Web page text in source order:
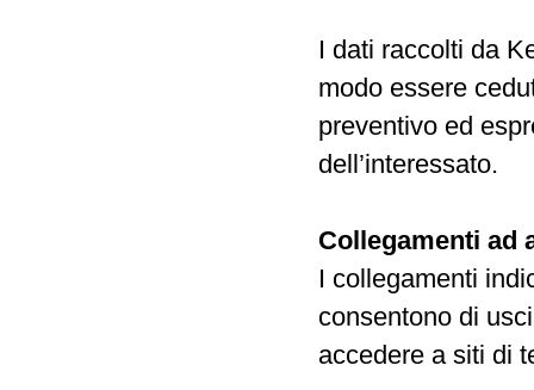
I dati raccolti da
modo essere
preventivo ed
dell’interessato.
Collegamenti ad
I collegamenti
consentono di
accedere a siti di